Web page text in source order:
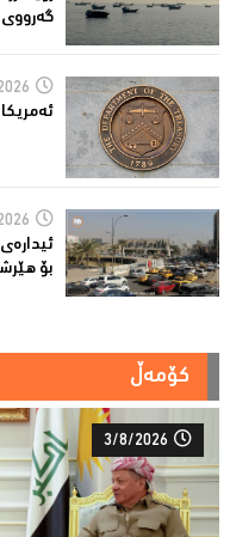
بۆ
کۆمەڵ
3/8/2026